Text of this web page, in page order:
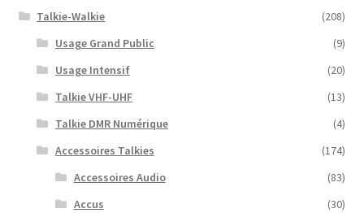
Talkie-Walkie
(208)
Usage Grand Public
(9)
Usage Intensif
(20)
Talkie VHF-UHF
(13)
Talkie DMR Numérique
(4)
Accessoires Talkies
(174)
Accessoires Audio
(83)
Accus
(30)